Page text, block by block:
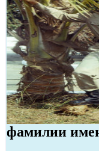
фамилии